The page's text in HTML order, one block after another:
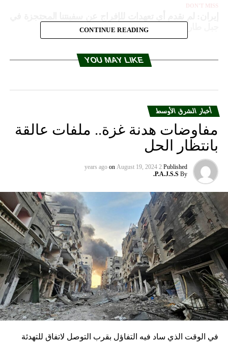
DON'T MISS
CONTINUE READING
YOU MAY LIKE
أخبار الشرق الأوسط
مفاوضات هدنة غزة.. ملفات عالقة
بانتظار الحل
Published
2 years ago
on August 19, 2024
By
P.A.J.S.S.
في الوقت الذي ساد فيه التفاؤل بقرب التوصل لاتفاق للتهدئة